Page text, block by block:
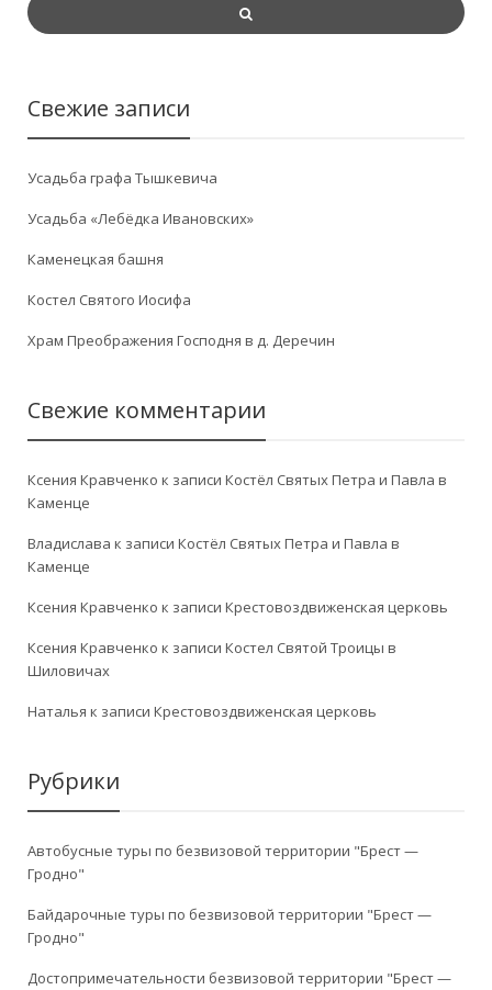
Свежие записи
Усадьба графа Тышкевича
Усадьба «Лебёдка Ивановских»
Каменецкая башня
Костел Святого Иосифа
Храм Преображения Господня в д. Деречин
Свежие комментарии
Ксения Кравченко к записи Костёл Святых Петра и Павла в
Каменце
Владислава к записи Костёл Святых Петра и Павла в
Каменце
Ксения Кравченко к записи Крестовоздвиженская церковь
Ксения Кравченко к записи Костел Святой Троицы в
Шиловичах
Наталья к записи Крестовоздвиженская церковь
Рубрики
Автобусные туры по безвизовой территории "Брест —
Гродно"
Байдарочные туры по безвизовой территории "Брест —
Гродно"
Достопримечательности безвизовой территории "Брест —